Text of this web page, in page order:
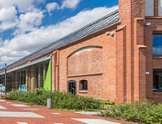
Webmail Moodle